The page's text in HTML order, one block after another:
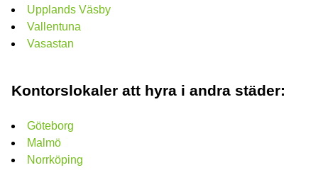
Upplands Väsby
Vallentuna
Vasastan
Kontorslokaler att hyra i andra städer:
Göteborg
Malmö
Norrköping